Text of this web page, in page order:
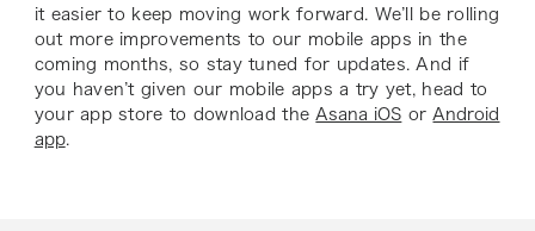
it easier to keep moving work forward. We’ll be rolling
out more improvements to our mobile apps in the
coming months, so stay tuned for updates. And if
you haven’t given our mobile apps a try yet, head to
your app store to download the Asana iOS or Android
app.